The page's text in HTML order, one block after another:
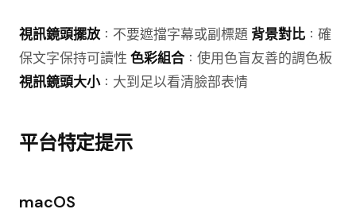
視訊鏡頭擺放：不要遮擋字幕或副標題 背景對比 ：確
保文字保持可讀性 色彩組合 ：使用色盲友善的調色板
視訊鏡頭大小：大到足以看清臉部表情
平台特定提示
macOS